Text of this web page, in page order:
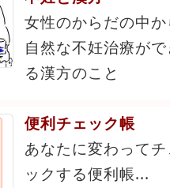
女性のからだの中か
自然な不妊治療がで
る漢方のこと
便利チェック帳
あなたに変わってチ
ックする便利帳...